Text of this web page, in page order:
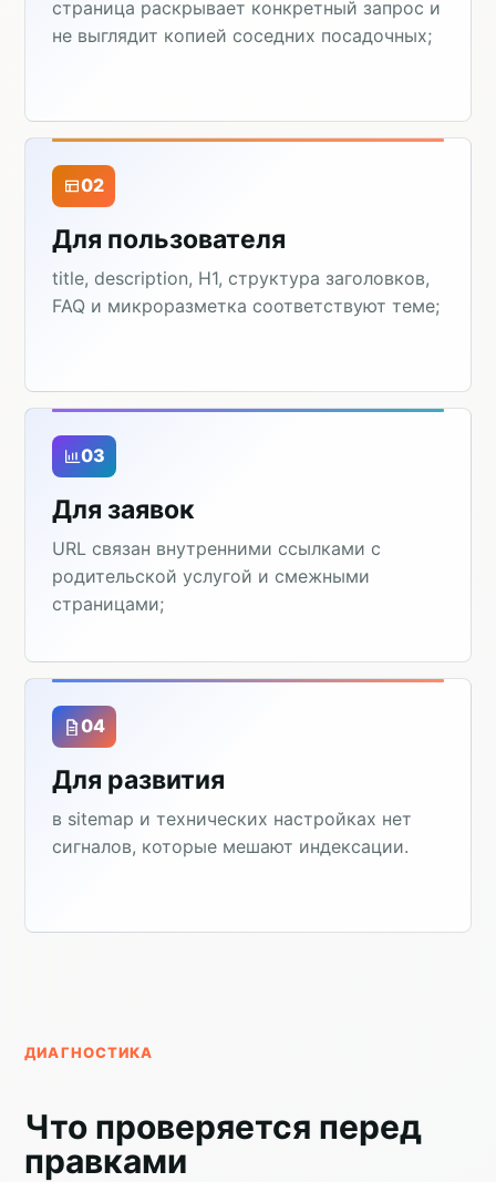
страница раскрывает конкретный запрос и
не выглядит копией соседних посадочных;
02
Для пользователя
title, description, H1, структура заголовков,
FAQ и микроразметка соответствуют теме;
03
Для заявок
URL связан внутренними ссылками с
родительской услугой и смежными
страницами;
04
Для развития
в sitemap и технических настройках нет
сигналов, которые мешают индексации.
ДИАГНОСТИКА
Что проверяется перед
правками